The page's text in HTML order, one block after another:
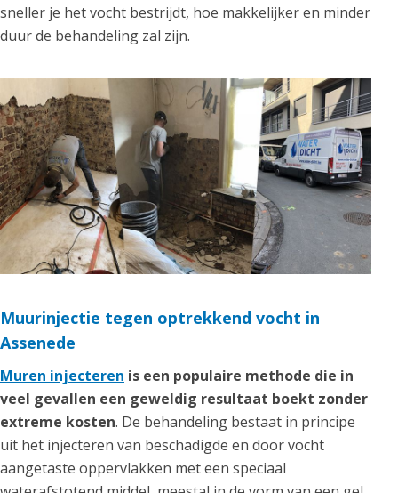
sneller je het vocht bestrijdt, hoe makkelijker en minder
duur de behandeling zal zijn.
Muurinjectie tegen optrekkend vocht in
Assenede
Muren injecteren is een populaire methode die in
veel gevallen een geweldig resultaat boekt zonder
extreme kosten. De behandeling bestaat in principe
uit het injecteren van beschadigde en door vocht
aangetaste oppervlakken met een speciaal